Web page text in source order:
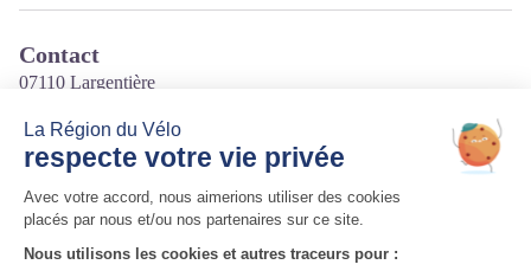
Contact
07110 Largentière
Courriel:
contact@largentiere.fr
Site internet:
https://www.largentiere.fr